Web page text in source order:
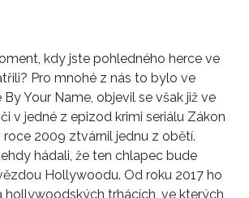
kdy jste pohledného herce ve
Pro mnohé z nás to bylo ve
By Your Name, objevil se však již ve
v jedné z epizod krimi seriálu Zákon
roce 2009 ztvárnil jednu z obětí.
hádali, že ten chlapec bude
Hollywoodu. Od roku 2017 ho
hollywoodských trhácích, ve kterých